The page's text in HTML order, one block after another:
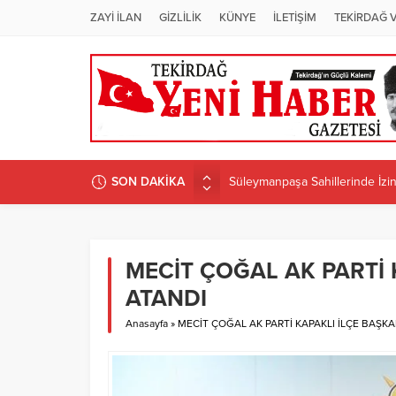
ZAYİ İLAN GİZLİLİK KÜNYE İLETİŞİM TEKİRDAĞ
SON DAKİKA
Süleymanpaşa Sahillerinde
ÜNİVERSİTEDE PROGRAM
CHP Tekirdağ İl Başkanlığı’na
CANDAN BAŞKAN
MECİT ÇOĞAL AK
ATANDI
Anasayfa » MECİT ÇOĞAL AK PARTİ KAPAKLI İLÇE